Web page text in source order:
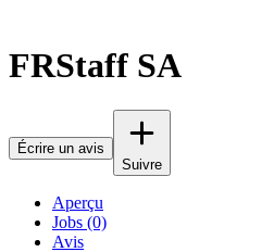
FRStaff SA
Écrire un avis
Suivre
Aperçu
Jobs (0)
Avis